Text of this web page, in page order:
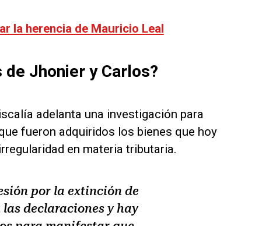
la herencia de Mauricio Leal
Jhonier y Carlos?
adelanta una investigación para
fueron adquiridos los bienes que hoy
en materia tributaria.
por la extinción de
declaraciones y hay